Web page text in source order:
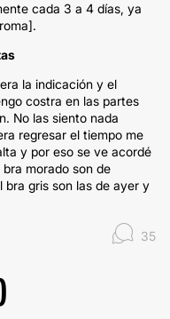
cada 3 a 4 días, ya
la indicación y el
costra en las partes
No las siento nada
regresar el tiempo me
y por eso se ve acordé
morado son de
bra gris son las de ayer y
35
)